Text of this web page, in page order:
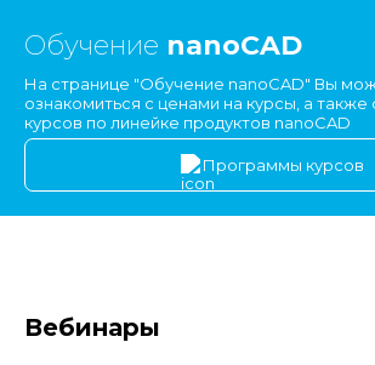
Обучение nanoCAD
На странице "Обучение nanoCAD" Вы
ознакомиться с ценами на курсы, а
курсов по линейке продуктов nanoCAD
Программы курсов
Вебинары